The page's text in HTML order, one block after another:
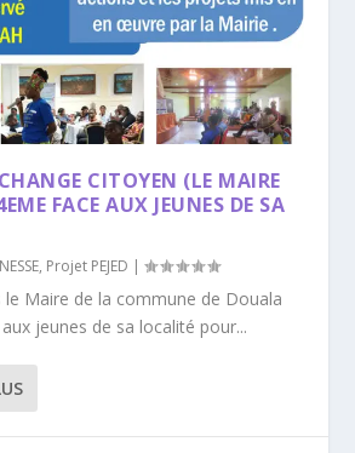
CITOYEN (LE MAIRE
FACE AUX JEUNES DE SA
, Projet PEJED |
le Maire de la commune de Douala
jeunes de sa localité pour...